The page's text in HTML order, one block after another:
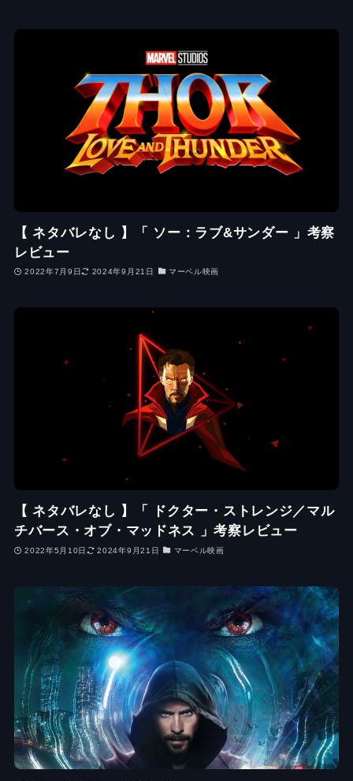
【 ネタバレなし 】「 ソー：ラブ&サンダー 」考察
レビュー
2022年7月9日 2024年9月21日 マーベル映画
【 ネタバレなし 】「 ドクター・ストレンジ／マル
チバース・オブ・マッドネス 」考察レビュー
2022年5月10日 2024年9月21日 マーベル映画